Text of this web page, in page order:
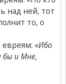
над ней, тот
то, о
евреям: «Ибо
бы и Мне,